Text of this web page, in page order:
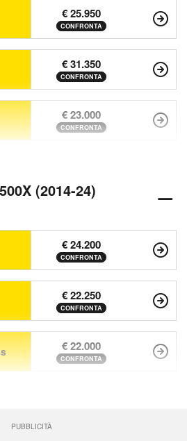
€ 25.950
CONFRONTA
€ 31.350
CONFRONTA
€ 23.000
CONFRONTA
(2014-24)
€ 24.200
CONFRONTA
€ 22.250
CONFRONTA
€ 22.000
CONFRONTA
PUBBLICITÀ